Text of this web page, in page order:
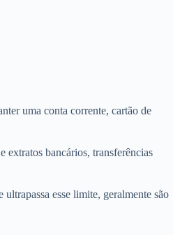
uma conta corrente, cartão de
extratos bancários, transferências
esse limite, geralmente são